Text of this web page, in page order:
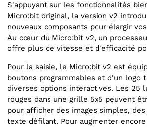
S'appuyant sur les fonctionnalités
Micro:bit original, la version v2
nouveaux composants pour élargir
Au cœur du Micro:bit v2, un
offre plus de vitesse et d'efficacité
Pour la saisie, le Micro:bit v2 est
boutons programmables et d'un logo
diverses options interactives. Les 25
rouges dans une grille 5x5 peuvent
pour afficher des images simples,
texte défilant. Pour augmenter